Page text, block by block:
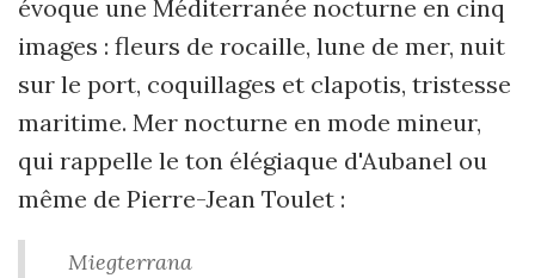
évoque une Méditerranée nocturne en cinq
images : fleurs de rocaille, lune de mer, nuit
sur le port, coquillages et clapotis, tristesse
maritime. Mer nocturne en mode mineur,
qui rappelle le ton élégiaque d'Aubanel ou
même de Pierre-Jean Toulet :
Miegterrana